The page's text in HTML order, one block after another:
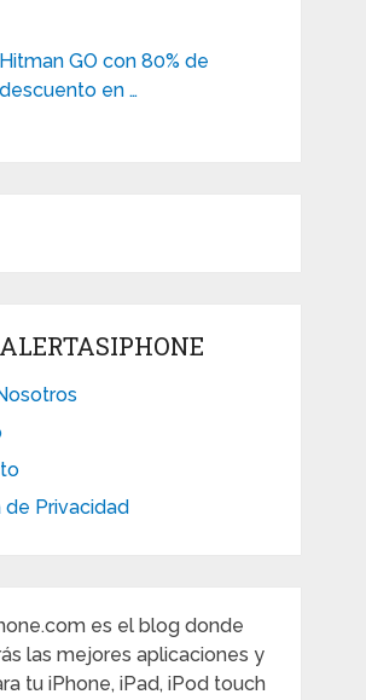
Hitman GO con 80% de
descuento en …
de Privacidad
es el blog donde
las mejores aplicaciones y
tu iPhone, iPad, iPod touch